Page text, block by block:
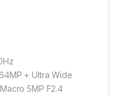
+ Ultra Wide
5MP F2.4